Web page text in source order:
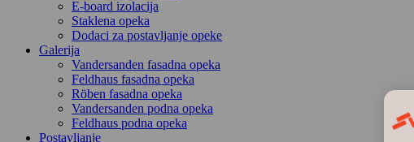
E-board izolacija
Staklena opeka
Dodaci za postavljanje opeke
Galerija
Vandersanden fasadna opeka
Feldhaus fasadna opeka
Röben fasadna opeka
Vandersanden podna opeka
Feldhaus podna opeka
Postavljanje